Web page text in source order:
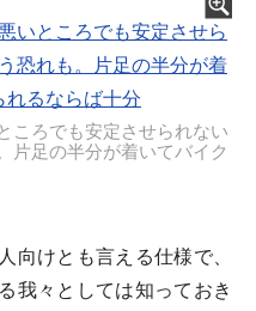
ころでも安定させられない
片足の半分が着いてバイク
向けとも言える仕様で、
我々としては知っておき